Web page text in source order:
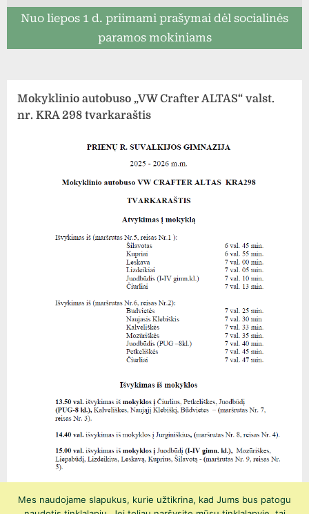
Nuo liepos 1 d. priimami prašymai dėl socialinės
paramos mokiniams
Mokyklinio autobuso „VW Crafter ALTAS“ valst.
nr. KRA 298 tvarkaraštis
Mes naudojame slapukus, kurie užtikrina, kad Jums bus patogu